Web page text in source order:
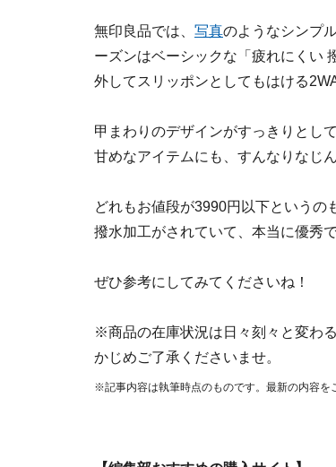
無印良品では、 写真のようなシンプ
ーズンはベーシックな「疲れにくい
外してスリッポンとしてもはける
甲まわりのデザインがすっきりとし
甘めなアイテムにも、すんなりなじ
どれもお値段が3990円以下というの
撥水加工がされていて、本当に優秀で
ぜひ参考にしてみてくださいね！
※商品の在庫状況は日々刻々と変わ
かじめご了承くださいませ。
※記事内容は執筆時点のものです。最新の内容を